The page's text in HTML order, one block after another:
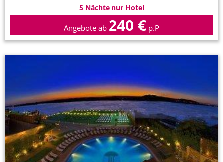
5 Nächte nur Hotel
Angebote ab 240 € p.P